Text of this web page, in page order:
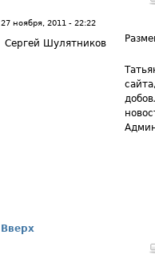
27 ноября, 2011 - 22:22
Сергей Шулятников
Вверх